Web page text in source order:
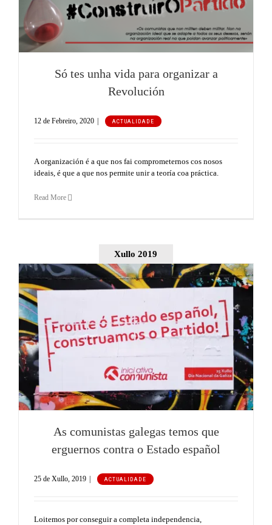
Só tes unha vida para organizar a
Revolución
12 de Febreiro, 2020 ACTUALIDADE
A organización é a que nos fai comprometernos cos nosos
ideais, é que a que nos permite unir a teoría coa práctica.
Read More
Xullo 2019
As comunistas galegas temos que
erguernos contra o Estado español
25 de Xullo, 2019 ACTUALIDADE
Loitemos por conseguir a completa independencia,